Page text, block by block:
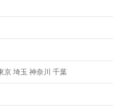
京 埼玉 神奈川 千葉